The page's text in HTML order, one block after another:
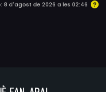
8 d'agost de 2026 a les 02:46